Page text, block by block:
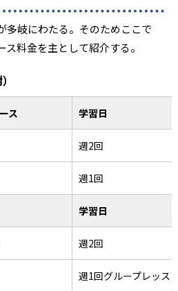
多岐にわたる。そのためここで
料金を主として紹介する。
ス 学習日
週2回
週1回
学習日
週2回
週1回グループレッス